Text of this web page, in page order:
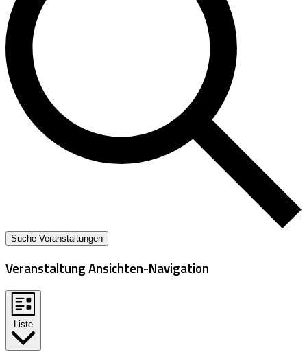
Suche Veranstaltungen
Veranstaltung Ansichten-Navigation
Liste